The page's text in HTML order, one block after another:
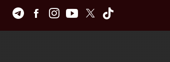
TelegramFacebookInstagramYoutubeTwitter